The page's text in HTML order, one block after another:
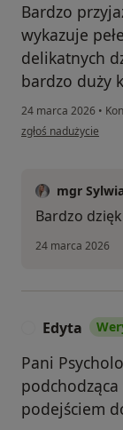
Bardzo
wykazuje
delikatnych
bardzo duży
24 marca 2026 •
w opinii użytkownika
zgłoś nadużycie
mgr
Bardzo
24 marca 2026
Edyta
Pani
podejściem